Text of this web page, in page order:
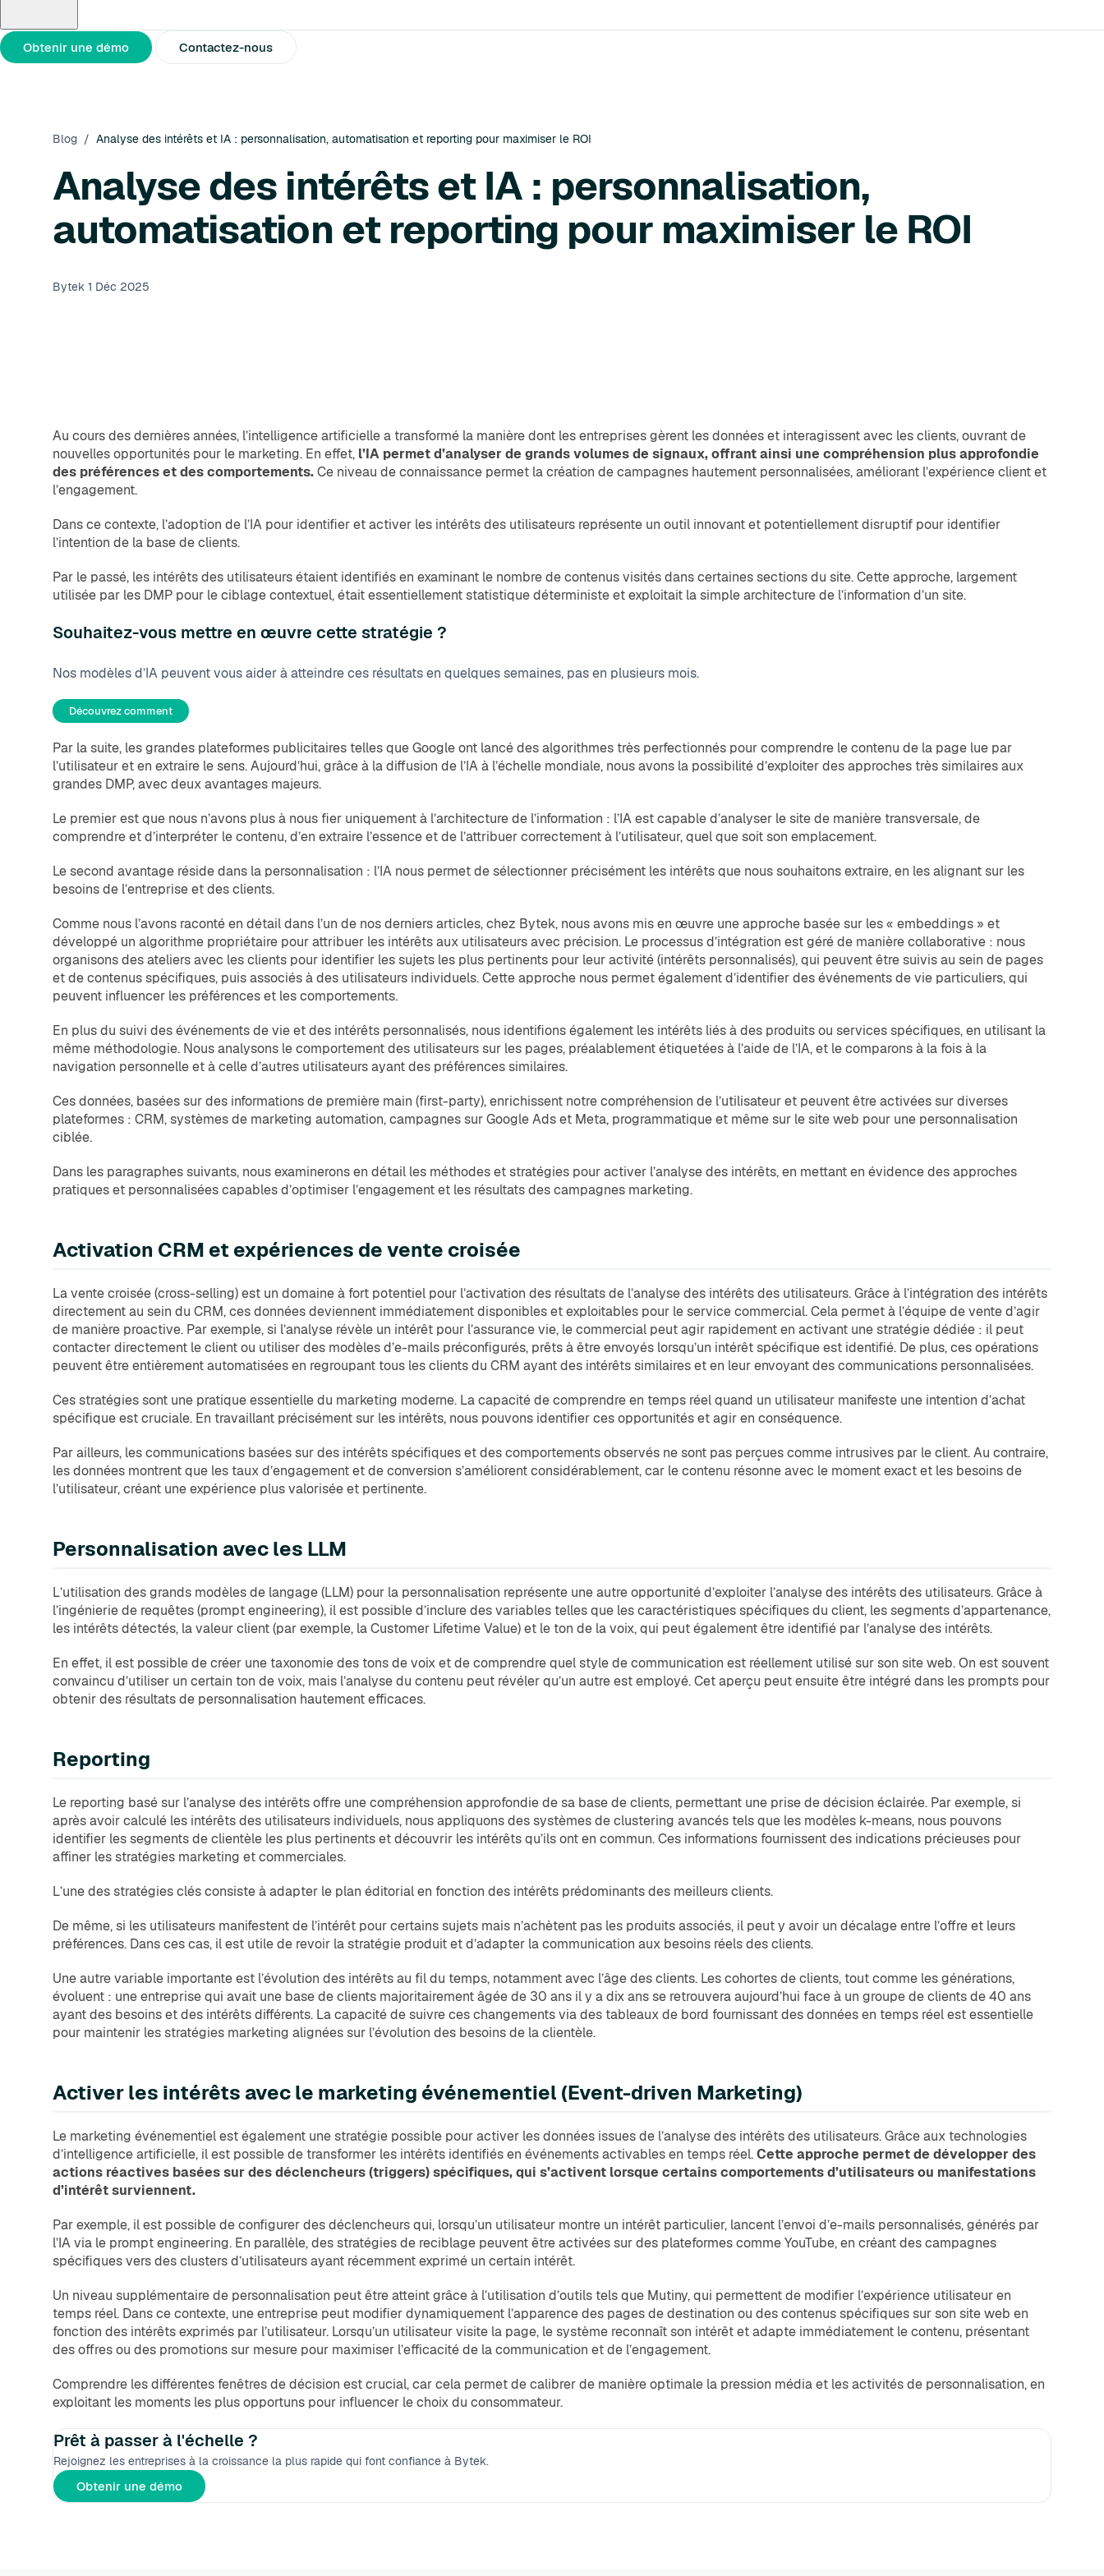
À propos de nous Partenaires Communiqués de presse
Obtenir une démo Contactez-nous
Blog / Analyse des intérêts et IA : personnalisation, automatisation et reporting pour maximiser le ROI
Analyse des intérêts et IA : personnalisation,
automatisation et reporting pour maximiser le ROI
Bytek 1 Déc 2025
Au cours des dernières années, l’intelligence artificielle a transformé la manière dont les entreprises gèrent les données et interagissent avec les clients, ouvrant de
nouvelles opportunités pour le marketing. En effet, l’IA permet d’analyser de grands volumes de signaux, offrant ainsi une compréhension plus approfondie
des préférences et des comportements.Ce niveau de connaissance permet la création de campagnes hautement personnalisées, améliorant l’expérience client et
l’engagement.
Dans ce contexte, l’adoption de l’IA pour identifier et activer les intérêts des utilisateurs représente un outil innovant et potentiellement disruptif pour identifier
l’intention de la base de clients.
Par le passé, les intérêts des utilisateurs étaient identifiés en examinant le nombre de contenus visités dans certaines sections du site. Cette approche, largement
utilisée par les DMP pour le ciblage contextuel, était essentiellement statistique déterministe et exploitait la simple architecture de l’information d’un site.
Souhaitez-vous mettre en œuvre cette stratégie ?
Nos modèles d’IA peuvent vous aider à atteindre ces résultats en quelques semaines, pas en plusieurs mois.
Découvrez comment
Par la suite, les grandes plateformes publicitaires telles que Google ont lancé des algorithmes très perfectionnés pour comprendre le contenu de la page lue par
l’utilisateur et en extraire le sens. Aujourd’hui, grâce à la diffusion de l’IA à l’échelle mondiale, nous avons la possibilité d’exploiter des approches très similaires aux
grandes DMP, avec deux avantages majeurs.
Le premier est que nous n’avons plus à nous fier uniquement à l’architecture de l’information : l’IA est capable d’analyser le site de manière transversale, de
comprendre et d’interpréter le contenu, d’en extraire l’essence et de l’attribuer correctement à l’utilisateur, quel que soit son emplacement.
Le second avantage réside dans la personnalisation : l’IA nous permet de sélectionner précisément les intérêts que nous souhaitons extraire, en les alignant sur les
besoins de l’entreprise et des clients.
Comme nous l’avons raconté en détail dans l’un de nos derniers articles, chez Bytek, nous avons mis en œuvre une approche basée sur les « embeddings » et
développé un algorithme propriétaire pour attribuer les intérêts aux utilisateurs avec précision. Le processus d’intégration est géré de manière collaborative : nous
organisons des ateliers avec les clients pour identifier les sujets les plus pertinents pour leur activité (intérêts personnalisés), qui peuvent être suivis au sein de pages
et de contenus spécifiques, puis associés à des utilisateurs individuels. Cette approche nous permet également d’identifier des événements de vie particuliers, qui
peuvent influencer les préférences et les comportements.
En plus du suivi des événements de vie et des intérêts personnalisés, nous identifions également les intérêts liés à des produits ou services spécifiques, en utilisant la
même méthodologie. Nous analysons le comportement des utilisateurs sur les pages, préalablement étiquetées à l’aide de l’IA, et le comparons à la fois à la
navigation personnelle et à celle d’autres utilisateurs ayant des préférences similaires.
Ces données, basées sur des informations de première main (first-party), enrichissent notre compréhension de l’utilisateur et peuvent être activées sur diverses
plateformes : CRM, systèmes de marketing automation, campagnes sur Google Ads et Meta, programmatique et même sur le site web pour une personnalisation
ciblée.
Dans les paragraphes suivants, nous examinerons en détail les méthodes et stratégies pour activer l’analyse des intérêts, en mettant en évidence des approches
pratiques et personnalisées capables d’optimiser l’engagement et les résultats des campagnes marketing.
Activation CRM et expériences de vente croisée
La vente croisée (cross-selling) est un domaine à fort potentiel pour l’activation des résultats de l’analyse des intérêts des utilisateurs. Grâce à l’intégration des intérêts
directement au sein du CRM, ces données deviennent immédiatement disponibles et exploitables pour le service commercial. Cela permet à l’équipe de vente d’agir
de manière proactive. Par exemple, si l’analyse révèle un intérêt pour l’assurance vie, le commercial peut agir rapidement en activant une stratégie dédiée : il peut
contacter directement le client ou utiliser des modèles d’e-mails préconfigurés, prêts à être envoyés lorsqu’un intérêt spécifique est identifié. De plus, ces opérations
peuvent être entièrement automatisées en regroupant tous les clients du CRM ayant des intérêts similaires et en leur envoyant des communications personnalisées.
Ces stratégies sont une pratique essentielle du marketing moderne. La capacité de comprendre en temps réel quand un utilisateur manifeste une intention d’achat
spécifique est cruciale. En travaillant précisément sur les intérêts, nous pouvons identifier ces opportunités et agir en conséquence.
Par ailleurs, les communications basées sur des intérêts spécifiques et des comportements observés ne sont pas perçues comme intrusives par le client. Au contraire,
les données montrent que les taux d’engagement et de conversion s’améliorent considérablement, car le contenu résonne avec le moment exact et les besoins de
l’utilisateur, créant une expérience plus valorisée et pertinente.
Personnalisation avec les LLM
L’utilisation des grands modèles de langage (LLM) pour la personnalisation représente une autre opportunité d’exploiter l’analyse des intérêts des utilisateurs. Grâce à
l’ingénierie de requêtes (prompt engineering), il est possible d’inclure des variables telles que les caractéristiques spécifiques du client, les segments d’appartenance,
les intérêts détectés, la valeur client (par exemple, la Customer Lifetime Value) et le ton de la voix, qui peut également être identifié par l’analyse des intérêts.
En effet, il est possible de créer une taxonomie des tons de voix et de comprendre quel style de communication est réellement utilisé sur son site web. On est souvent
convaincu d’utiliser un certain ton de voix, mais l’analyse du contenu peut révéler qu’un autre est employé. Cet aperçu peut ensuite être intégré dans les prompts pour
obtenir des résultats de personnalisation hautement efficaces.
Reporting
Le reporting basé sur l’analyse des intérêts offre une compréhension approfondie de sa base de clients, permettant une prise de décision éclairée. Par exemple, si
après avoir calculé les intérêts des utilisateurs individuels, nous appliquons des systèmes de clustering avancés tels que les modèles k-means, nous pouvons
identifier les segments de clientèle les plus pertinents et découvrir les intérêts qu’ils ont en commun. Ces informations fournissent des indications précieuses pour
affiner les stratégies marketing et commerciales.
L’une des stratégies clés consiste à adapter le plan éditorial en fonction des intérêts prédominants des meilleurs clients.
De même, si les utilisateurs manifestent de l’intérêt pour certains sujets mais n’achètent pas les produits associés, il peut y avoir un décalage entre l’offre et leurs
préférences. Dans ces cas, il est utile de revoir la stratégie produit et d’adapter la communication aux besoins réels des clients.
Une autre variable importante est l’évolution des intérêts au fil du temps, notamment avec l’âge des clients. Les cohortes de clients, tout comme les générations,
évoluent : une entreprise qui avait une base de clients majoritairement âgée de 30 ans il y a dix ans se retrouvera aujourd’hui face à un groupe de clients de 40 ans
ayant des besoins et des intérêts différents. La capacité de suivre ces changements via des tableaux de bord fournissant des données en temps réel est essentielle
pour maintenir les stratégies marketing alignées sur l’évolution des besoins de la clientèle.
Activer les intérêts avec le marketing événementiel (Event-driven Marketing)
Le marketing événementiel est également une stratégie possible pour activer les données issues de l’analyse des intérêts des utilisateurs. Grâce aux technologies
d’intelligence artificielle, il est possible de transformer les intérêts identifiés en événements activables en temps réel.Cette approche permet de développer des
actions réactives basées sur des déclencheurs (triggers) spécifiques, qui s’activent lorsque certains comportements d’utilisateurs ou manifestations
d’intérêt surviennent.
Par exemple, il est possible de configurer des déclencheurs qui, lorsqu’un utilisateur montre un intérêt particulier, lancent l’envoi d’e-mails personnalisés, générés par
l’IA via le prompt engineering. En parallèle, des stratégies de reciblage peuvent être activées sur des plateformes comme YouTube, en créant des campagnes
spécifiques vers des clusters d’utilisateurs ayant récemment exprimé un certain intérêt.
Un niveau supplémentaire de personnalisation peut être atteint grâce à l’utilisation d’outils tels que Mutiny, qui permettent de modifier l’expérience utilisateur en
temps réel. Dans ce contexte, une entreprise peut modifier dynamiquement l’apparence des pages de destination ou des contenus spécifiques sur son site web en
fonction des intérêts exprimés par l’utilisateur. Lorsqu’un utilisateur visite la page, le système reconnaît son intérêt et adapte immédiatement le contenu, présentant
des offres ou des promotions sur mesure pour maximiser l’efficacité de la communication et de l’engagement.
Comprendre les différentes fenêtres de décision est crucial, car cela permet de calibrer de manière optimale la pression média et les activités de personnalisation, en
exploitant les moments les plus opportuns pour influencer le choix du consommateur.
Prêt à passer à l'échelle ?
Rejoignez les entreprises à la croissance la plus rapide qui font confiance à Bytek.
Obtenir une démo